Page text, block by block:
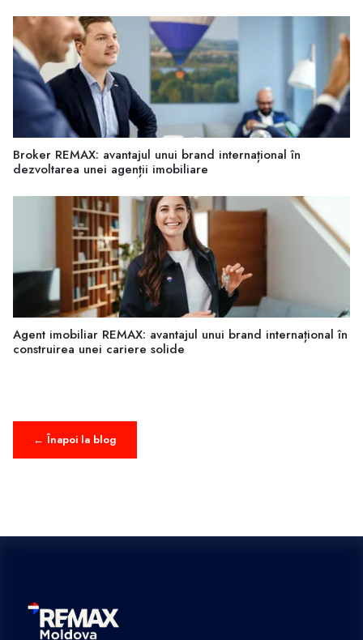
Broker REMAX: avantajul unui brand internațional în
dezvoltarea unei agenții imobiliare
Agent imobiliar REMAX: avantajul unui brand internațional în
construirea unei cariere solide
← Înapoi la blog